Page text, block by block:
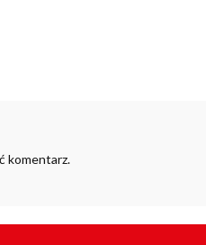
komentarz.